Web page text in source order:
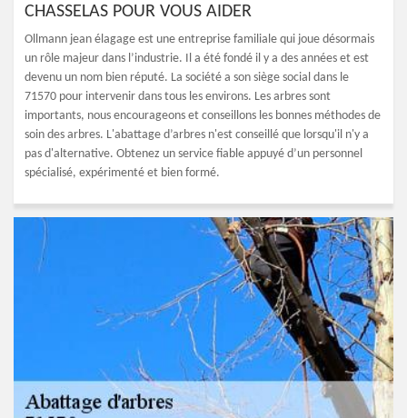
CHASSELAS POUR VOUS AIDER
Ollmann jean élagage est une entreprise familiale qui joue désormais
un rôle majeur dans l’industrie. Il a été fondé il y a des années et est
devenu un nom bien réputé. La société a son siège social dans le
71570 pour intervenir dans tous les environs. Les arbres sont
importants, nous encourageons et conseillons les bonnes méthodes de
soin des arbres. L'abattage d’arbres n'est conseillé que lorsqu'il n'y a
pas d'alternative. Obtenez un service fiable appuyé d’un personnel
spécialisé, expérimenté et bien formé.